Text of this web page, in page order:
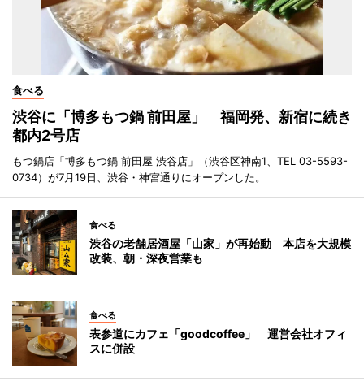
食べる
渋谷に「博多もつ鍋 前田屋」 福岡発、新宿に続き
都内2号店
もつ鍋店「博多もつ鍋 前田屋 渋谷店」（渋谷区神南1、TEL 03-5593-
0734）が7月19日、渋谷・神宮通りにオープンした。
食べる
渋谷の老舗居酒屋「山家」が再始動 本店を大規模
改装、朝・深夜営業も
食べる
表参道にカフェ「goodcoffee」 運営会社オフィ
スに併設